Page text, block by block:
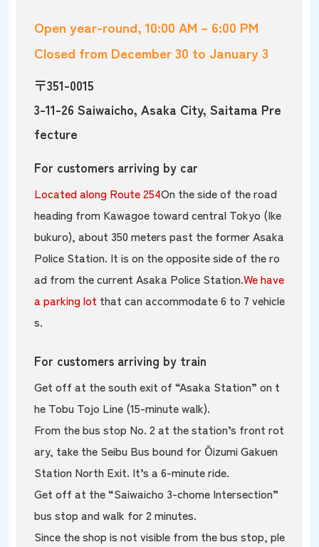
Open year-round, 10:00 AM – 6:00 PM
Closed from December 30 to January 3
〒351-0015
3-11-26 Saiwaicho, Asaka City, Saitama Pre
fecture
For customers arriving by car
Located along Route 254On the side of the road
heading from Kawagoe toward central Tokyo (Ike
bukuro), about 350 meters past the former Asaka
Police Station. It is on the opposite side of the ro
ad from the current Asaka Police Station.We have
a parking lot that can accommodate 6 to 7 vehicle
s.
For customers arriving by train
Get off at the south exit of “Asaka Station” on t
he Tobu Tojo Line (15-minute walk).
From the bus stop No. 2 at the station’s front rot
ary, take the Seibu Bus bound for Ōizumi Gakuen
Station North Exit. It’s a 6-minute ride.
Get off at the “Saiwaicho 3-chome Intersection”
bus stop and walk for 2 minutes.
Since the shop is not visible from the bus stop, ple